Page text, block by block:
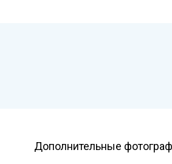
Дополнительные